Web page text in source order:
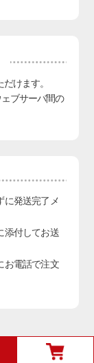
けます。
ブサーバ間の
に発送完了メ
添付してお送
お電話で注文